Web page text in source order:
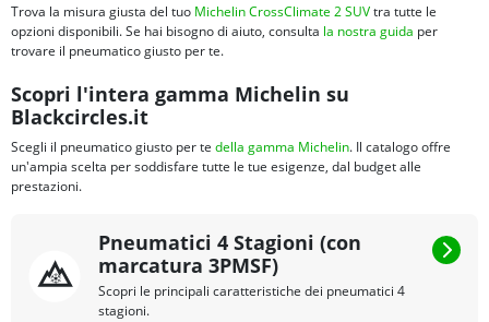
Trova la misura giusta del tuo Michelin CrossClimate 2 SUVtra tutte le
opzioni disponibili. Se hai bisogno di aiuto, consulta la nostra guida per
trovare il pneumatico giusto per te.
Scopri l'intera gamma Michelin su
Blackcircles.it
Scegli il pneumatico giusto per te della gamma Michelin. Il catalogo offre
un'ampia scelta per soddisfare tutte le tue esigenze, dal budget alle
prestazioni.
Pneumatici 4 Stagioni (con
marcatura 3PMSF)
Scopri le principali caratteristiche dei pneumatici 4
stagioni.